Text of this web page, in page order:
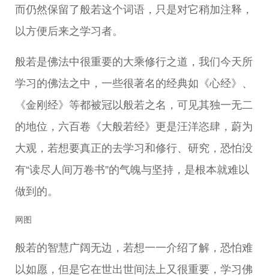
而仍然保留了般若这个词语，只是对它稍加注释，
以方便后来之学习者。
般若是佛法中很重要的大乘修行之道，我们今天所
学习的佛法之中，一些很著名的经典如《心经》、
《金刚经》等都被冠以般若之名，可见其独一无二
的地位，六百卷《大般若经》更是汪洋恣肆，蔚为
大观，若想要真正的去学习和修行、研究，恐怕没
有“读尽人间万卷书”的气魄与坚持，是根本就难以
做到的。
网图
般若的智慧广阔无边，若想一一介绍了解，恐怕难
以如愿，但是它在世出世间法上又很重要，学习佛